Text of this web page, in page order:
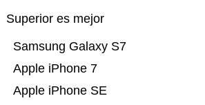
Superior es mejor
Apple iPhone SE
Apple iPhone 7
Samsung Galaxy S7